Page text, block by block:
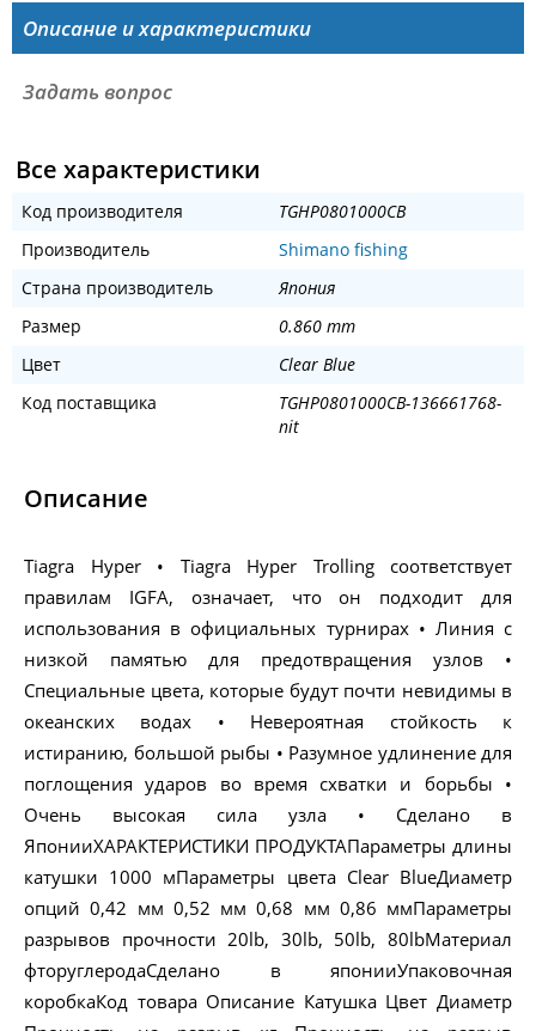
Описание и характеристики
Задать вопрос
Все характеристики
Код производителя
TGHP0801000CB
Производитель
Shimano fishing
Страна производитель
Япония
Размер
0.860 mm
Цвет
Clear Blue
Код поставщика
TGHP0801000CB-136661768-
nit
Описание
Tiagra Hyper • Tiagra Hyper Trolling соответствует
правилам IGFA, означает, что он подходит для
использования в официальных турнирах • Линия с
низкой памятью для предотвращения узлов •
Специальные цвета, которые будут почти невидимы в
океанских водах • Невероятная стойкость к
истиранию, большой рыбы • Разумное удлинение для
поглощения ударов во время схватки и борьбы •
Очень высокая сила узла • Сделано в
ЯпонииХАРАКТЕРИСТИКИ ПРОДУКТАПараметры длины
катушки 1000 мПараметры цвета Clear BlueДиаметр
опций 0,42 мм 0,52 мм 0,68 мм 0,86 ммПараметры
разрывов прочности 20lb, 30lb, 50lb, 80lbМатериал
фторуглеродаСделано в японииУпаковочная
коробкаКод товара Описание Катушка Цвет Диаметр